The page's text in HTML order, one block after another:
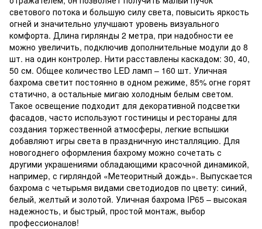
светового потока и большую силу света, повысить яркость
огней и значительно улучшают уровень визуального
комфорта. Длина гирлянды 2 метра, при надобности ее
можно увеличить, подключив дополнительные модули до 8
шт. на один контролер. Нити расставлены каскадом: 30, 40,
50 см. Общее количество LED ламп – 160 шт. Уличная
бахрома светит постоянно в одном режиме, 85% огне горят
статично, а остальные мигаю холодным белым светом.
Такое освещение подходит для декоративной подсветки
фасадов, часто используют гостиницы и рестораны для
создания торжественной атмосферы, легкие вспышки
добавляют игры света в праздничную инсталляцию. Для
новогоднего оформления бахрому можно сочетать с
другими украшениями обладающими красочной динамикой,
например, с гирляндой «Метеоритный дождь». Выпускается
бахрома с четырьмя видами светодиодов по цвету: синий,
белый, желтый и золотой. Уличная бахрома IP65 – высокая
надежность, и быстрый, простой монтаж, выбор
профессионалов!